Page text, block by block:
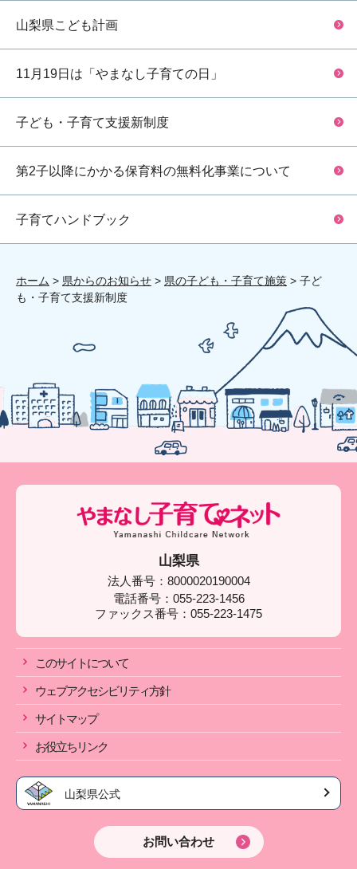
山梨県こども計画
11月19日は「やまなし子育ての日」
子ども・子育て支援新制度
第2子以降にかかる保育料の無料化事業について
子育てハンドブック
ホーム > 県からのお知らせ > 県の子ども・子育て施策 > 子ど
も・子育て支援新制度
山梨県
法人番号：8000020190004
電話番号：055-223-1456
ファックス番号：055-223-1475
このサイトについて
ウェブアクセシビリティ方針
サイトマップ
お役立ちリンク
山梨県公式
お問い合わせ